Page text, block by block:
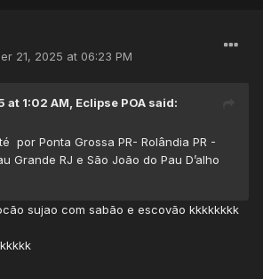
de ontem e explica o frio atípico nessa
21, 2025 at 06:23 PM
at 1:02 AM, Eclipse POA said:
por Ponta Grossa PR- Rolândia PR -
Grande RJ e São João do Pau D’alho
sujao com sabão e escovão kkkkkkkk